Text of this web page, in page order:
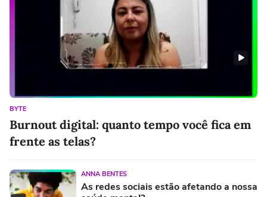
BYTE
Burnout digital: quanto tempo você fica em
frente as telas?
ANNA BENTES
As redes sociais estão afetando a nossa